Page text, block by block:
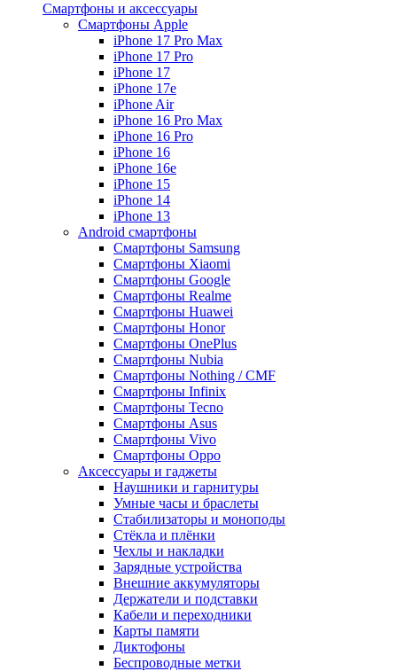
Смартфоны и аксессуары
Смартфоны Apple
iPhone 17 Pro Max
iPhone 17 Pro
iPhone 17
iPhone 17e
iPhone Air
iPhone 16 Pro Max
iPhone 16 Pro
iPhone 16
iPhone 16e
iPhone 15
iPhone 14
iPhone 13
Android cмартфоны
Смартфоны Samsung
Смартфоны Xiaomi
Смартфоны Google
Смартфоны Realme
Смартфоны Huawei
Смартфоны Honor
Смартфоны OnePlus
Смартфоны Nubia
Смартфоны Nothing / CMF
Смартфоны Infinix
Смартфоны Tecno
Смартфоны Asus
Смартфоны Vivo
Смартфоны Oppo
Аксессуары и гаджеты
Наушники и гарнитуры
Умные часы и браслеты
Стабилизаторы и моноподы
Стёкла и плёнки
Чехлы и накладки
Зарядные устройства
Внешние аккумуляторы
Держатели и подставки
Кабели и переходники
Карты памяти
Диктофоны
Беспроводные метки